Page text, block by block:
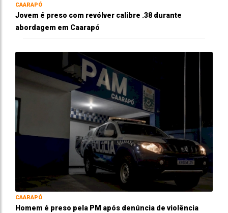
CAARAPÓ
Jovem é preso com revólver calibre .38 durante
abordagem em Caarapó
CAARAPÓ
Homem é preso pela PM após denúncia de violência